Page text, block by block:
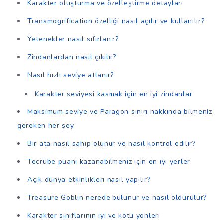
Karakter oluşturma ve özelleştirme detayları
Transmogrification özelliği nasıl açılır ve kullanılır?
Yetenekler nasıl sıfırlanır?
Zindanlardan nasıl çıkılır?
Nasıl hızlı seviye atlanır?
Karakter seviyesi kasmak için en iyi zindanlar
Maksimum seviye ve Paragon sınırı hakkında bilmeniz
gereken her şey
Bir ata nasıl sahip olunur ve nasıl kontrol edilir?
Tecrübe puanı kazanabilmeniz için en iyi yerler
Açık dünya etkinlikleri nasıl yapılır?
Treasure Goblin nerede bulunur ve nasıl öldürülür?
Karakter sınıflarının iyi ve kötü yönleri